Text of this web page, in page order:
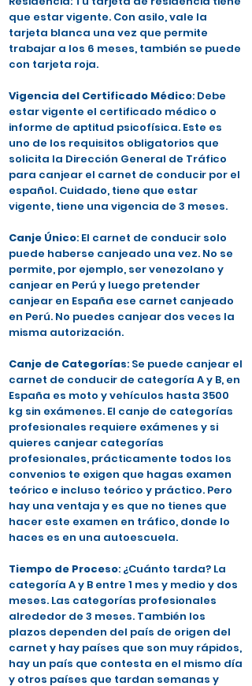
que estar vigente. Con asilo, vale la
tarjeta blanca una vez que permite
trabajar a los 6 meses, también se puede
con tarjeta roja.
Vigencia del Certificado Médico: Debe
estar vigente el certificado médico o
informe de aptitud psicofísica. Este es
uno de los requisitos obligatorios que
solicita la Dirección General de Tráfico
para canjear el carnet de conducir por el
español. Cuidado, tiene que estar
vigente, tiene una vigencia de 3 meses.
Canje Único: El carnet de conducir solo
puede haberse canjeado una vez. No se
permite, por ejemplo, ser venezolano y
canjear en Perú y luego pretender
canjear en España ese carnet canjeado
en Perú. No puedes canjear dos veces la
misma autorización.
Canje de Categorías: Se puede canjear el
carnet de conducir de categoría A y B, en
España es moto y vehículos hasta 3500
kg sin exámenes. El canje de categorías
profesionales requiere exámenes y si
quieres canjear categorías
profesionales, prácticamente todos los
convenios te exigen que hagas examen
teórico e incluso teórico y práctico. Pero
hay una ventaja y es que no tienes que
hacer este examen en tráfico, donde lo
haces es en una autoescuela.
Tiempo de Proceso: ¿Cuánto tarda? La
categoría A y B entre 1 mes y medio y dos
meses. Las categorías profesionales
alrededor de 3 meses. También los
plazos dependen del país de origen del
carnet y hay países que son muy rápidos,
hay un país que contesta en el mismo día
y otros países que tardan semanas y